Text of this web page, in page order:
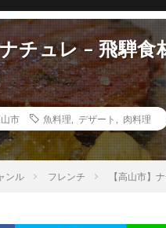
チュレ – 飛騨食
市 魚料理 デザート 肉料理
ンル フレンチ 【高山市】